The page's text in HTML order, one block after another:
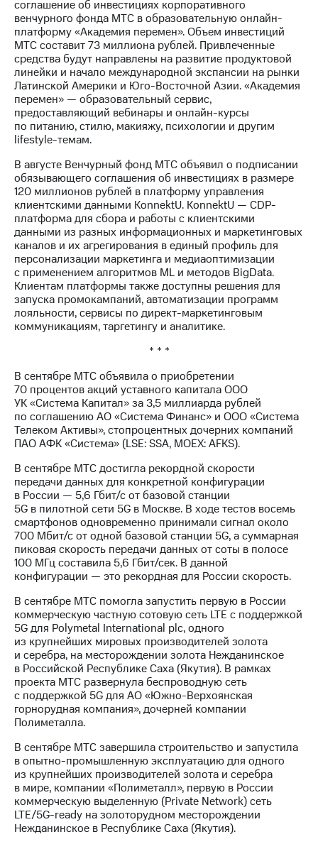
соглашение об инвестициях корпоративного
венчурного фонда МТС в образовательную онлайн-
платформу «Академия перемен». Объем инвестиций
МТС составит 73 миллиона рублей. Привлеченные
средства будут направлены на развитие продуктовой
линейки и начало международной экспансии на рынки
Латинской Америки и Юго-Восточной Азии. «Академия
перемен» — образовательный сервис,
предоставляющий вебинары и онлайн-курсы
по питанию, стилю, макияжу, психологии и другим
lifestyle-темам.
В августе Венчурный фонд МТС объявил о подписании
обязывающего соглашения об инвестициях в размере
120 миллионов рублей в платформу управления
клиентскими данными KonnektU. KonnektU — CDP-
платформа для сбора и работы с клиентскими
данными из разных информационных и маркетинговых
каналов и их агрегирования в единый профиль для
персонализации маркетинга и медиаоптимизации
с применением алгоритмов ML и методов BigData.
Клиентам платформы также доступны решения для
запуска промокампаний, автоматизации программ
лояльности, сервисы по директ-маркетинговым
коммуникациям, таргетингу и аналитике.
* * *
В сентябре МТС объявила о приобретении
70 процентов акций уставного капитала ООО
УК «Система Капитал» за 3,5 миллиарда рублей
по соглашению АО «Система Финанс» и ООО «Система
Телеком Активы», стопроцентных дочерних компаний
ПАО АФК «Система» (LSE: SSA, MOEX: AFKS).
В сентябре МТС достигла рекордной скорости
передачи данных для конкретной конфигурации
в России — 5,6 Гбит/с от базовой станции
5G в пилотной сети 5G в Москве. В ходе тестов восемь
смартфонов одновременно принимали сигнал около
700 Мбит/с от одной базовой станции 5G, а суммарная
пиковая скорость передачи данных от соты в полосе
100 МГц составила 5,6 Гбит/сек. В данной
конфигурации — это рекордная для России скорость.
В сентябре МТС помогла запустить первую в России
коммерческую частную сотовую сеть LTE с поддержкой
5G для Polymetal International plc, одного
из крупнейших мировых производителей золота
и серебра, на месторождении золота Нежданинское
в Российской Республике Саха (Якутия). В рамках
проекта МТС развернула беспроводную сеть
с поддержкой 5G для АО «Южно-Верхоянская
горнорудная компания», дочерней компании
Полиметалла.
В сентябре МТС завершила строительство и запустила
в опытно-промышленную эксплуатацию для одного
из крупнейших производителей золота и серебра
в мире, компании «Полиметалл», первую в России
коммерческую выделенную (Private Network) сеть
LTE/5G-ready на золоторудном месторождении
Нежданинское в Республике Саха (Якутия).